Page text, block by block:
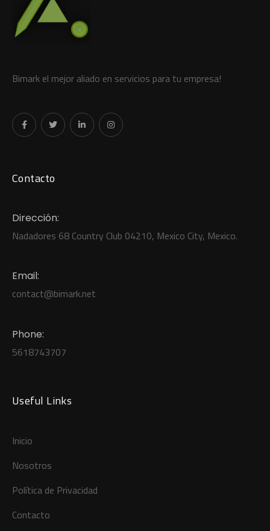
Bimark el mejor aliado en servicios para tu empresa!
Contacto
Dirección:
Nadadores 68 Country Club 04210, Mexico City, Mexico.
Email:
contact@bimark.net
Phone:
5618743707
Useful Links
Inicio
Nosotros
Política de Privacidad
Contacto